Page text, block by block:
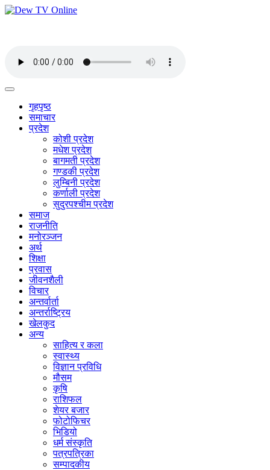
गृहपृष्ठ
समाचार
प्रदेश
कोशी प्रदेश
मधेश प्रदेश
बागमती प्रदेश
गण्डकी प्रदेश
लुम्बिनी प्रदेश
कर्णाली प्रदेश
सुदुरपश्चीम प्रदेश
समाज
राजनीति
मनोरञ्जन
अर्थ
शिक्षा
प्रवास
जीवनशैली
विचार
अन्तर्वार्ता
अन्तर्राष्ट्रिय
खेलकुद
अन्य
साहित्य र कला
स्वास्थ्य
विज्ञान प्रविधि
मौसम
कृषि
राशिफल
शेयर बजार
फोटोफिचर
भिडियो
धर्म संस्कृति
पत्रपत्रिका
सम्पादकीय